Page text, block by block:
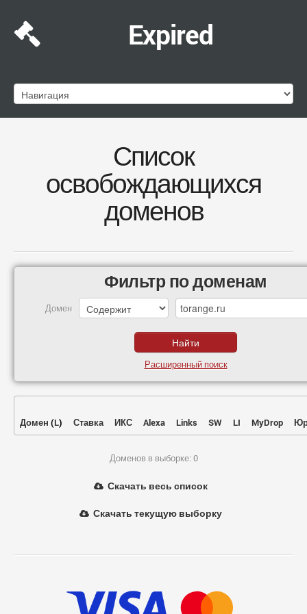
Expired
Список
освобождающихся
доменов
Фильтр по доменам
Домен
Расширенный поиск
Домен (L) Ставка ИКС Alexa Links SW LI MyDrop
Доменов в выборке: 0
Скачать весь список
Скачать текущую выборку